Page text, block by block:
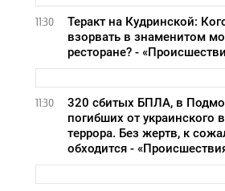
11:30
Теракт на Кудринской:
взорвать в знаменитом
ресторане? -
11:30
320 сбитых БПЛА, в
погибших от украинского
террора. Без жертв, к
обходится -